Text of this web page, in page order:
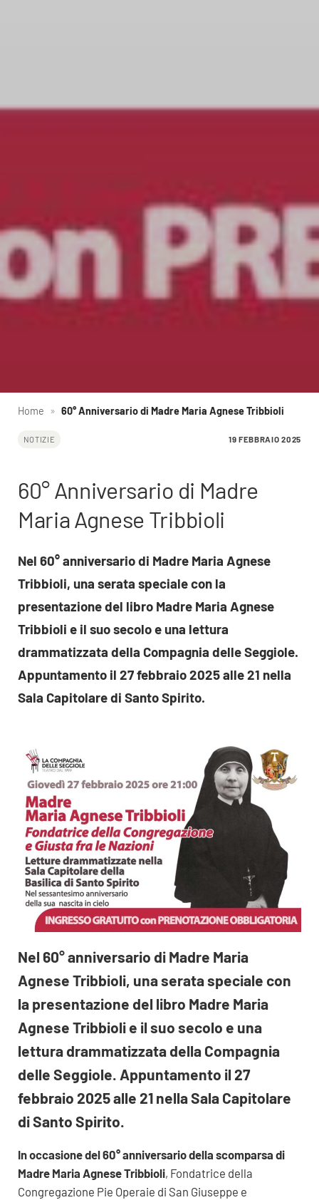
Home » 60° Anniversario di Madre Maria Agnese Tribbioli
NOTIZIE 19 FEBBRAIO 2025
60° Anniversario di Madre
Maria Agnese Tribbioli
Nel 60° anniversario di Madre Maria Agnese
Tribbioli, una serata speciale con la
presentazione del libro Madre Maria Agnese
Tribbioli e il suo secolo e una lettura
drammatizzata della Compagnia delle Seggiole.
Appuntamento il 27 febbraio 2025 alle 21 nella
Sala Capitolare di Santo Spirito.
Nel 60° anniversario di Madre Maria
Agnese Tribbioli, una serata speciale con
la presentazione del libro Madre Maria
Agnese Tribbioli e il suo secolo e una
lettura drammatizzata della Compagnia
delle Seggiole. Appuntamento il 27
febbraio 2025 alle 21 nella Sala Capitolare
di Santo Spirito.
In occasione del 60° anniversario della scomparsa di
Madre Maria Agnese Tribbioli, Fondatrice della
Congregazione Pie Operaie di San Giuseppe e